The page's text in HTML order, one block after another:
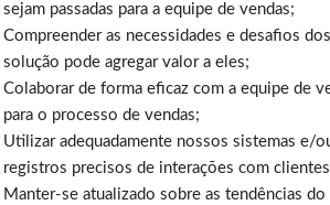
sejam passadas para a equipe de vendas;
Compreender as necessidades e desafios
solução pode agregar valor a eles;
Colaborar de forma eficaz com a equipe de
para o processo de vendas;
Utilizar adequadamente nossos sistemas e/
registros precisos de interações com
Manter-se atualizado sobre as tendências